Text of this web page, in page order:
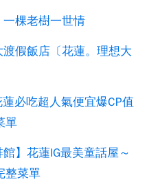
棵老樹一世情
假飯店〔花蓮。理想大
必吃超人氣便宜爆CP值
單
館】花蓮IG最美童話屋～
整菜單